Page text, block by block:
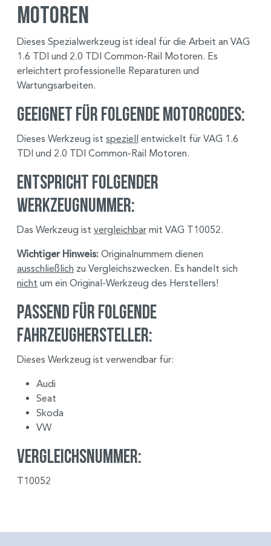
Motoren
Dieses Spezialwerkzeug ist ideal für die Arbeit an VAG
1.6 TDI und 2.0 TDI Common-Rail Motoren. Es
erleichtert professionelle Reparaturen und
Wartungsarbeiten.
Geeignet für folgende Motorcodes:
Dieses Werkzeug ist speziell entwickelt für VAG 1.6
TDI und 2.0 TDI Common-Rail Motoren.
Entspricht folgender
Werkzeugnummer:
Das Werkzeug ist vergleichbar mit VAG T10052.
Wichtiger Hinweis: Originalnummern dienen
ausschließlich zu Vergleichszwecken. Es handelt sich
nicht um ein Original-Werkzeug des Herstellers!
Passend für folgende
Fahrzeughersteller:
Dieses Werkzeug ist verwendbar für:
Audi
Seat
Skoda
VW
Vergleichsnummer:
T10052